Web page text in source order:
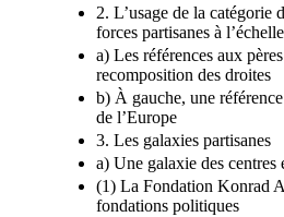
2. L’usage de la catégorie
forces partisanes à
a) Les références aux
recomposition des droites
b) À gauche, une
de l’Europe
3. Les galaxies partisanes
a) Une galaxie des centres
(1) La Fondation Konrad
fondations politiques